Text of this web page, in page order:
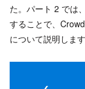
た。パート 2 では
することで、
について説明します